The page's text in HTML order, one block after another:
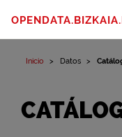
Inicio Datos